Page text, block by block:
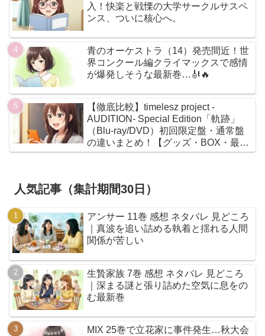
入！快楽と戦慄の大学サークルサスペ
ンス、ついに核心へ。
青のオーケストラ（14）発売間近！世
界コンクール編クライマックスで感情
が爆発しそうな最新巻…🎻🔥
【徹底比較】timelesz project -
AUDITION- Special Edition「軌跡」
（Blu-ray/DVD）初回限定盤・通常盤
の違いまとめ！【グッズ・BOX・最安
値】
人気記事（集計期間30日）
アンサー 11巻 感想 ネタバレ 見どころ
｜真波を追い詰める執着と揺れる人間
関係が苦しい
生贄家族 7巻 感想 ネタバレ 見どころ
｜深まる謎と張り詰めた空気に息をの
む最新巻
MIX 25巻で立花家に事件発生…秋大会